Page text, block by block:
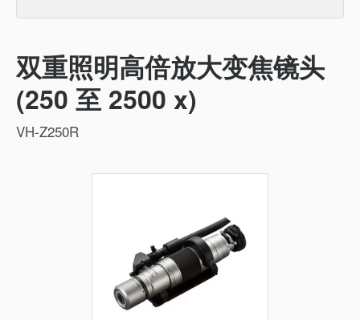
双重照明高倍放大变焦镜头
(250 至 2500 x)
VH-Z250R